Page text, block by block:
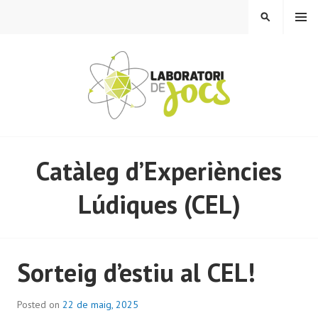
MENU
SEARCH
Catàleg d’Experiències
Lúdiques (CEL)
Sorteig d’estiu al CEL!
Posted on 22 de maig, 2025